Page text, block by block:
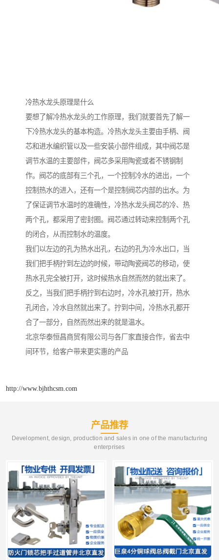
冷热水龙头原理是什么
要想了解冷热水龙头的工作原理，我们就要首先了解一
下冷热水龙头的基本构造。冷热水龙头主要由手柄、阀
芯和进水编织管以及一些安装小部件组成，其中阀芯是
调节水温的主要部件，阀芯多采用陶瓷或者不锈钢制
作。阀芯的底部有三个孔，一个控制冷水的进出，一个
控制热水的进入，还有一个是控制阀芯内部的出水。为
了保证调节水温时的准确性，冷热水龙头阀芯的冷、热
两个孔，都采用了密封圈。阀芯通过转动来控制两个孔
的闭合，从而控制水的温度。
我们以左边的孔为热水出孔，右边的孔为冷水出口，当
我们把手柄拧到左边的时候，带动陶瓷阀芯的移动，使
热水孔完全被打开，这时候热水自然而然的就出来了。
反之，当我们把手柄拧到右边时，冷水孔被打开，热水
孔闭合，冷水自然就出来了。拧到中间，冷热水孔都开
合了一部分，自然而然出来的就是温水。
北京华泰恒昌商贸有限公司与各厂家直接合作，省去中
间环节，给客户带来更实惠的产品
http://www.bjhthcsm.com
产品推荐
Development, design, production and sales in one of the manufacturing
enterprises